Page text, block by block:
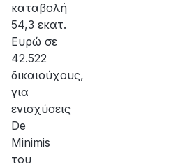
καταβολή
54,3 εκατ.
Ευρώ σε
42.522
δικαιούχους,
για
ενισχύσεις
De
Minimis
του